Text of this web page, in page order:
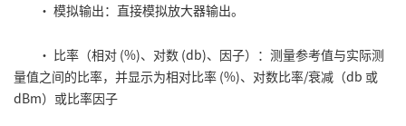
• 模拟输出：直接模拟放大器输出。
• 比率（相对 (%)、对数 (db)、因子）：测量参考值与实际测
量值之间的比率，并显示为相对比率 (%)、对数比率/衰减（db 或
dBm）或比率因子